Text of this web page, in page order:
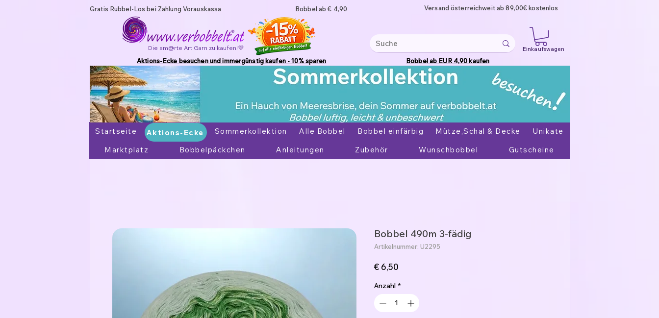
Gratis Rubbel-Los bei Zahlung Vorauskassa Bobbel ab € 4,90 Versand österreichweit ab 89,00€ kostenlos
Die sm@rte Art Garn zu kaufen!💜 Einkaufswagen
Aktions-Ecke besuchen und immergünstig kaufen - 10% sparen Bobbel ab EUR 4,90 kaufen
Startseite Aktions-Ecke Sommerkollektion Alle Bobbel Bobbel einfärbig Mütze,Schal & Decke
Unikate
Marktplatz
Bobbelpäckchen Anleitungen Zubehör Wunschbobbel Gutscheine
Aktions-Ecke
Bobbel 490m 3-fädig
Artikelnummer: U2295
€ 6,50Preis
Anzahl *